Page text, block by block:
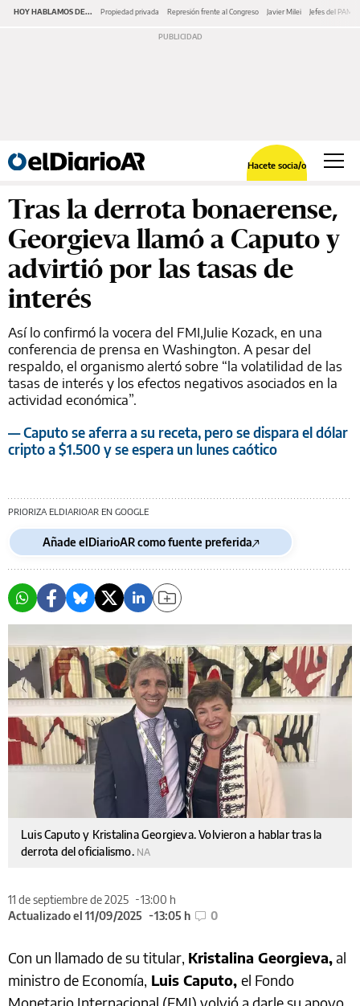
HOY HABLAMOS DE... Propiedad privada Represión frente al Congreso Javier Milei Jefes del PAMI
Hacete socia/o
Tras la derrota bonaerense,
Georgieva llamó a Caputo y
advirtió por las tasas de
interés
Así lo confirmó la vocera del FMI,Julie Kozack, en una
conferencia de prensa en Washington. A pesar del
respaldo, el organismo alertó sobre “la volatilidad de las
tasas de interés y los efectos negativos asociados en la
actividad económica”.
— Caputo se aferra a su receta, pero se dispara el dólar
cripto a $1.500 y se espera un lunes caótico
PRIORIZA ELDIARIOAR EN GOOGLE
Añade elDiarioAR como fuente preferida
Luis Caputo y Kristalina Georgieva. Volvieron a hablar tras la
derrota del oficialismo. NA
11 de septiembre de 2025
13:00 h
Actualizado el 11/09/2025
13:05 h 0
Con un llamado de su titular, Kristalina Georgieva,al
ministro de Economía, Luis Caputo, el Fondo